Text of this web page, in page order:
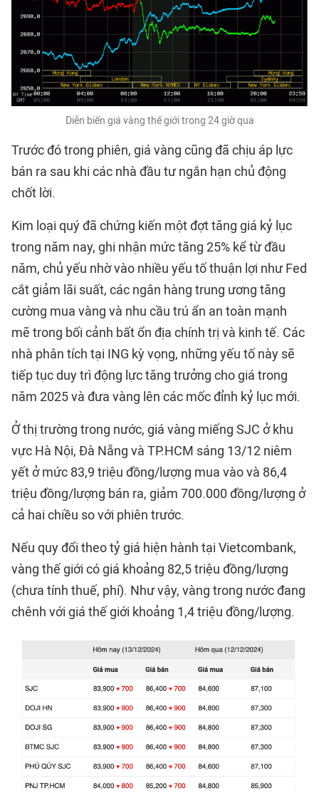
Diễn biến giá vàng thế giới trong 24 giờ qua
Trước đó trong phiên, giá vàng cũng đã chịu áp lực
bán ra sau khi các nhà đầu tư ngắn hạn chủ động
chốt lời.
Kim loại quý đã chứng kiến một đợt tăng giá kỷ lục
trong năm nay, ghi nhận mức tăng 25% kể từ đầu
năm, chủ yếu nhờ vào nhiều yếu tố thuận lợi như Fed
cắt giảm lãi suất, các ngân hàng trung ương tăng
cường mua vàng và nhu cầu trú ẩn an toàn mạnh
mẽ trong bối cảnh bất ổn địa chính trị và kinh tế. Các
nhà phân tích tại ING kỳ vọng, những yếu tố này sẽ
tiếp tục duy trì động lực tăng trưởng cho giá trong
năm 2025 và đưa vàng lên các mốc đỉnh kỷ lục mới.
Ở thị trường trong nước, giá vàng miếng SJC ở khu
vực Hà Nội, Đà Nẵng và TP.HCM sáng 13/12 niêm
yết ở mức 83,9 triệu đồng/lượng mua vào và 86,4
triệu đồng/lượng bán ra, giảm 700.000 đồng/lượng ở
cả hai chiều so với phiên trước.
Nếu quy đổi theo tỷ giá hiện hành tại Vietcombank,
vàng thế giới có giá khoảng 82,5 triệu đồng/lượng
(chưa tính thuế, phí). Như vậy, vàng trong nước đang
chênh với giá thế giới khoảng 1,4 triệu đồng/lượng.